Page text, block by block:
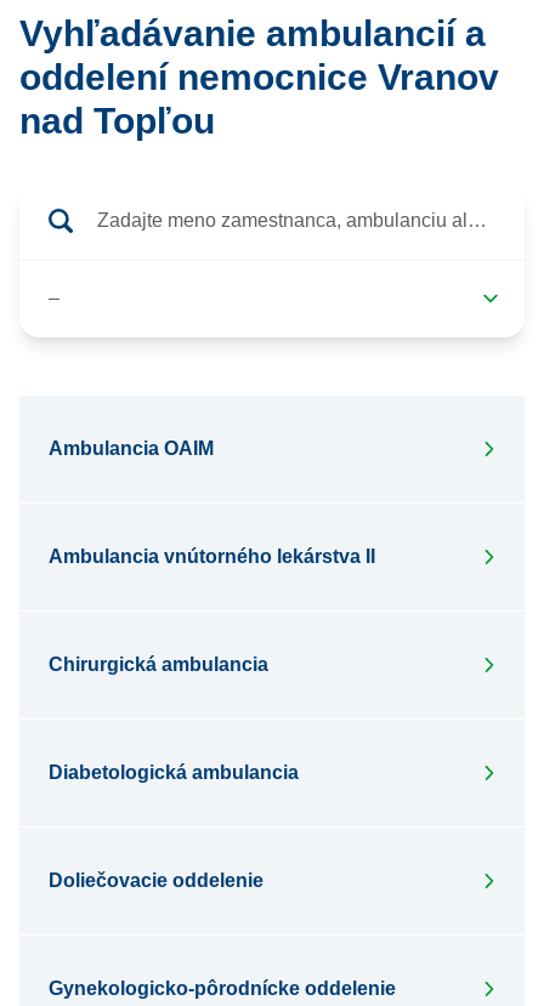
Vyhľadávanie ambulancií a
oddelení nemocnice Vranov
nad Topľou
Ambulancia OAIM
Ambulancia vnútorného lekárstva II
Chirurgická ambulancia
Diabetologická ambulancia
Doliečovacie oddelenie
Gynekologicko-pôrodnícke oddelenie